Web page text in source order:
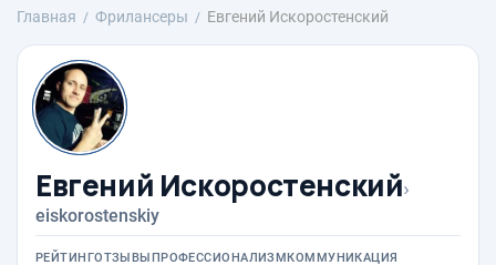
Главная Фрилансеры Евгений Искоростенский
Евгений Искоростенский›
eiskorostenskiy
РЕЙТИНГОТЗЫВЫПРОФЕССИОНАЛИЗМКОММУНИКАЦИЯ